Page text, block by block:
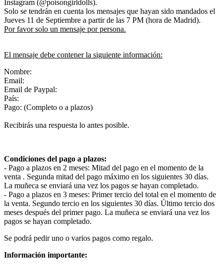
Instagram (@poisongirldolls).
Solo se tendrán en cuenta los mensajes que hayan sido mandados el
Jueves 11 de Septiembre a partir de las 7 PM (hora de Madrid).
Por favor solo un mensaje por persona.
El mensaje debe contener la siguiente información:
Nombre:
Email:
Email de Paypal:
País:
Pago: (Completo o a plazos)
Recibirás una respuesta lo antes posible.
Condiciones del pago a plazos:
- Pago a plazos en 2 meses: Mitad del pago en el momento de la
venta . Segunda mitad del pago máximo en los siguientes 30 días.
La muñeca se enviará una vez los pagos se hayan completado.
- Pago a plazos en 3 meses: Primer tercio del total en el momento de
la venta. Segundo tercio en los siguientes 30 días. Último tercio dos
meses después del primer pago. La muñeca se enviará una vez los
pagos se hayan completado.
Se podrá pedir uno o varios pagos como regalo.
Información importante: